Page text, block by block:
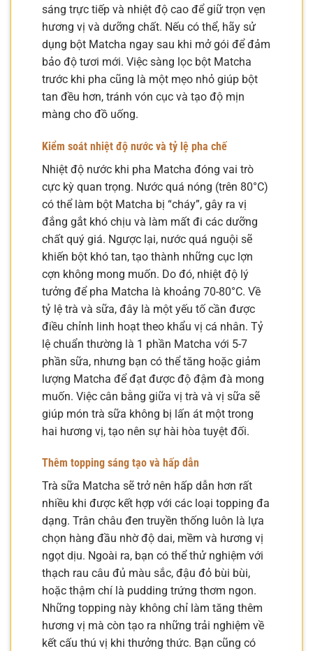
sáng trực tiếp và nhiệt độ cao để giữ trọn vẹn
hương vị và dưỡng chất. Nếu có thể, hãy sử
dụng bột Matcha ngay sau khi mở gói để đảm
bảo độ tươi mới. Việc sàng lọc bột Matcha
trước khi pha cũng là một mẹo nhỏ giúp bột
tan đều hơn, tránh vón cục và tạo độ mịn
màng cho đồ uống.
Kiểm soát nhiệt độ nước và tỷ lệ pha chế
Nhiệt độ nước khi pha Matcha đóng vai trò
cực kỳ quan trọng. Nước quá nóng (trên 80°C)
có thể làm bột Matcha bị “cháy”, gây ra vị
đắng gắt khó chịu và làm mất đi các dưỡng
chất quý giá. Ngược lại, nước quá nguội sẽ
khiến bột khó tan, tạo thành những cục lợn
cợn không mong muốn. Do đó, nhiệt độ lý
tưởng để pha Matcha là khoảng 70-80°C. Về
tỷ lệ trà và sữa, đây là một yếu tố cần được
điều chỉnh linh hoạt theo khẩu vị cá nhân. Tỷ
lệ chuẩn thường là 1 phần Matcha với 5-7
phần sữa, nhưng bạn có thể tăng hoặc giảm
lượng Matcha để đạt được độ đậm đà mong
muốn. Việc cân bằng giữa vị trà và vị sữa sẽ
giúp món trà sữa không bị lấn át một trong
hai hương vị, tạo nên sự hài hòa tuyệt đối.
Thêm topping sáng tạo và hấp dẫn
Trà sữa Matcha sẽ trở nên hấp dẫn hơn rất
nhiều khi được kết hợp với các loại topping đa
dạng. Trân châu đen truyền thống luôn là lựa
chọn hàng đầu nhờ độ dai, mềm và hương vị
ngọt dịu. Ngoài ra, bạn có thể thử nghiệm với
thạch rau câu đủ màu sắc, đậu đỏ bùi bùi,
hoặc thậm chí là pudding trứng thơm ngon.
Những topping này không chỉ làm tăng thêm
hương vị mà còn tạo ra những trải nghiệm về
kết cấu thú vị khi thưởng thức. Bạn cũng có